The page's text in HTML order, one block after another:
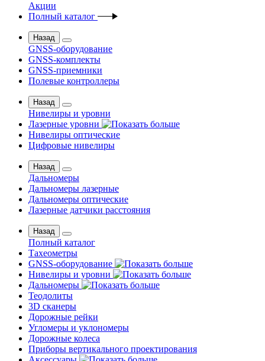
Акции
Полный каталог
Назад
GNSS-оборудование
GNSS-комплекты
GNSS-приемники
Полевые контроллеры
Назад
Нивелиры и уровни
Лазерные уровни
Нивелиры оптические
Цифровые нивелиры
Назад
Дальномеры
Дальномеры лазерные
Дальномеры оптические
Лазерные датчики расстояния
Назад
Полный каталог
Тахеометры
GNSS-оборудование
Нивелиры и уровни
Дальномеры
Теодолиты
3D сканеры
Дорожные рейки
Угломеры и уклономеры
Дорожные колеса
Приборы вертикального проектирования